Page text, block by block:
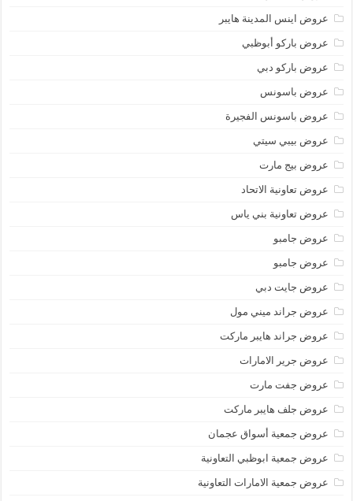
عروض اينس المدينة هايبر
عروض باركو أبوظبي
عروض باركو دبي
عروض باسونس
عروض باسونس الفجيرة
عروض بيبي سيتي
عروض بيج مارت
عروض تعاونية الاتحاد
عروض تعاونية بني ياس
عروض جامبو
عروض جامبو
عروض جايت دبي
عروض جراند ميني مول
عروض جراند هايبر ماركت
عروض جرير الامارات
عروض جفت مارت
عروض جلف هايبر ماركت
عروض جمعية أسواق عجمان
عروض جمعية ابوظبي التعاونية
عروض جمعية الامارات التعاونية